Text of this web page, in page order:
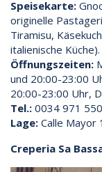
Speisekarte:
originelle
Tiramisu,
italienische Küche).
Öffnungszeiten:
und 20:00-23:00
20:00-23:00 Uhr,
Tel.: 0034 971
Lage: Calle Mayor
Creperia Sa